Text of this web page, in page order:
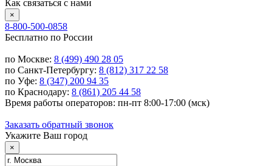
Как связаться с нами
×
8-800-500-0858
Бесплатно по России
по Москве: 8 (499) 490 28 05
по Санкт-Петербургу: 8 (812) 317 22 58
по Уфе: 8 (347) 200 94 35
по Краснодару: 8 (861) 205 44 58
Время работы операторов: пн-пт 8:00-17:00 (мск)
Заказать обратный звонок
Укажите Ваш город
×